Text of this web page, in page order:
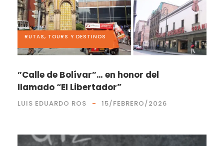
RUTAS, TOURS Y DESTINOS
”Calle de Bolívar”… en honor del
llamado “El Libertador”
LUIS EDUARDO ROS 15/FEBRERO/2026